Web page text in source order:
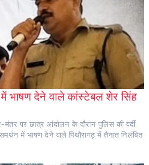
में भाषण देने वाले कांस्टेबल शेर सिंह
मंतर पर छात्र आंदोलन के दौरान पुलिस की वर्दी
में भाषण देने वाले पिथौरागढ़ में तैनात निलंबित